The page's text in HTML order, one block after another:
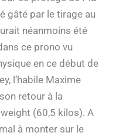
gâté par le tirage au
néanmoins été
ce prono vu
en ce début de
l’habile Maxime
retour à la
(60,5 kilos). A
à monter sur le